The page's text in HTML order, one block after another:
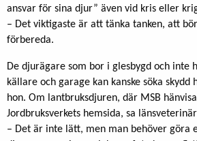
ansvar för sina djur” även vid kris eller
– Det viktigaste är att tänka tanken, att
förbereda.
De djurägare som bor i glesbygd och inte
källare och garage kan kanske söka skydd
hon. Om lantbruksdjuren, där MSB
Jordbruksverkets hemsida, sa
– Det är inte lätt, men man behöver göra